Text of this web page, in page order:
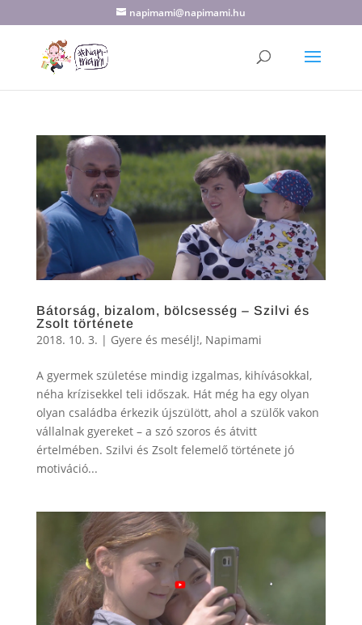
napimami@napimami.hu
Bátorság, bizalom, bölcsesség – Szilvi és
Zsolt története
2018. 10. 3. | Gyere és mesélj!, Napimami
A gyermek születése mindig izgalmas, kihívásokkal,
néha krízisekkel teli időszak. Hát még ha egy olyan
olyan családba érkezik újszülött, ahol a szülők vakon
vállalnak gyereket – a szó szoros és átvitt
értelmében. Szilvi és Zsolt felemelő története jó
motiváció...